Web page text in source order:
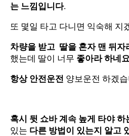
는 느낌입니다.
또 몇일 타고 다니면 익숙해 지
차량을 받고 딸을 혼자 맨 뒤자
했는데 딸이 너무 좋아라 하네
항상 안전운전 양보운전 하겠
혹시 뒷 쇼바 계속 높게 타야 하
있는 다른 방법이 있는지 알고